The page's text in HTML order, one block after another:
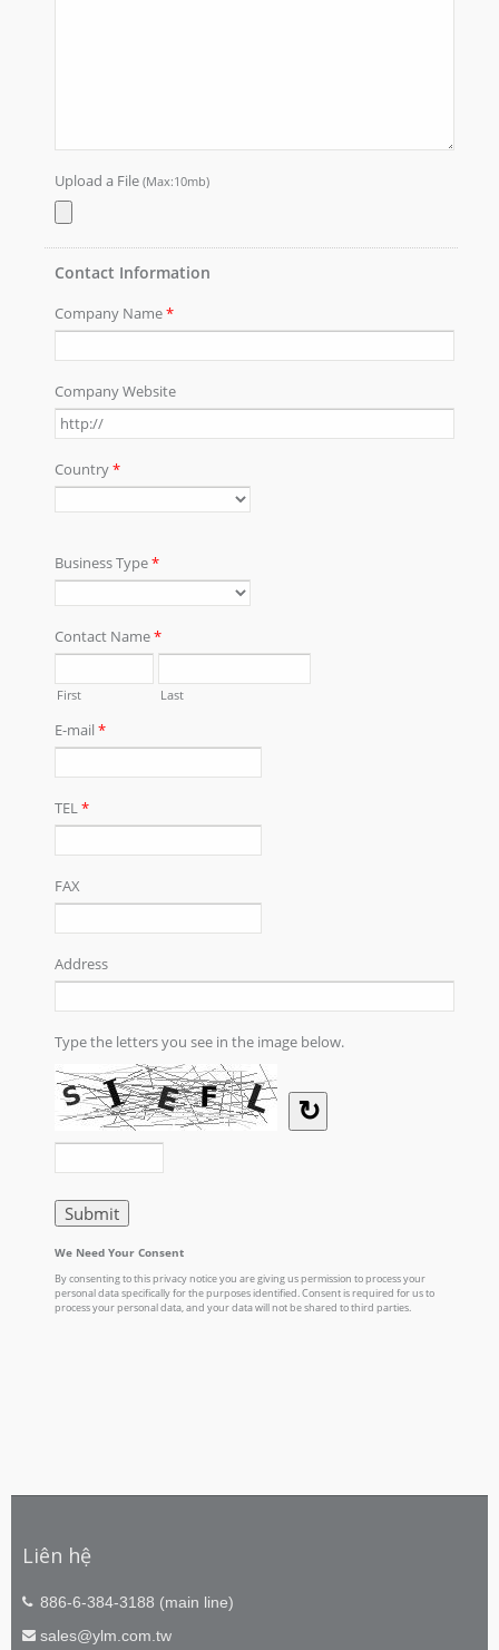
Liên hệ
886-6-384-3188 (main line)
sales@ylm.com.tw